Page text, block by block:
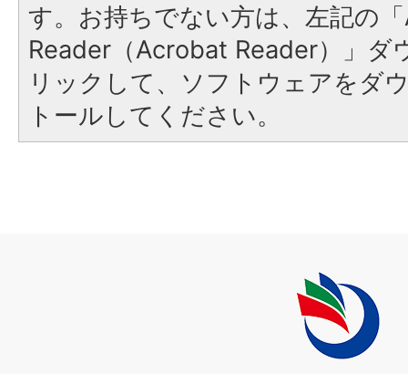
す。お持ちでない方は、左記の
Reader（Acrobat Reader）」ダ
リックして、ソフトウェアをダ
トールしてください。